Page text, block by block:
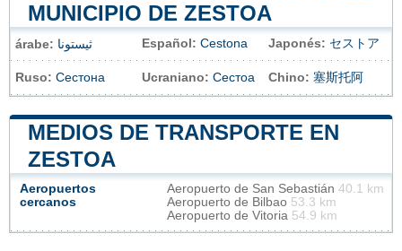
MUNICIPIO DE ZESTOA
árabe: ثيستونا Español: Cestona Japonés: セストア
Ruso: Сестона Ucraniano: Сестоа Chino: 塞斯托阿
MEDIOS DE TRANSPORTE EN
ZESTOA
Aeropuertos
cercanos
Aeropuerto de San Sebastián 40.1 km
Aeropuerto de Bilbao 53.3 km
Aeropuerto de Vitoria 54.9 km